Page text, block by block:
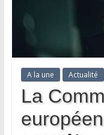
A la une Actualité
La